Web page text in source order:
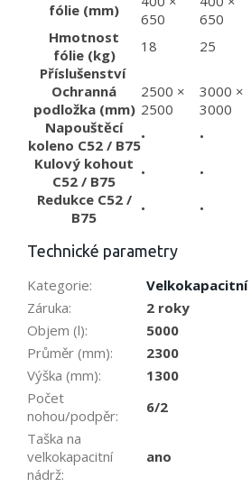
fólie (mm)
650
650
Hmotnost
fólie (kg)
18 25
Příslušenství
Ochranná
podložka (mm)
2500 ×
2500
3000 ×
3000
Napouštěcí
koleno C52 / B75• •
Kulový kohout
C52 / B75
• •
Redukce C52 /
B75
• •
Technické parametry
Kategorie:
Velkokapacitní
Záruka:
2 roky
Objem (l):
5000
Průměr (mm):
2300
Výška (mm):
1300
Počet
nohou/podpěr:
6/2
Taška na
velkokapacitní
nádrž:
ano